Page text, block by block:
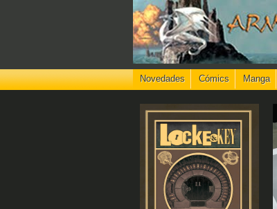
Novedades Cómics Manga